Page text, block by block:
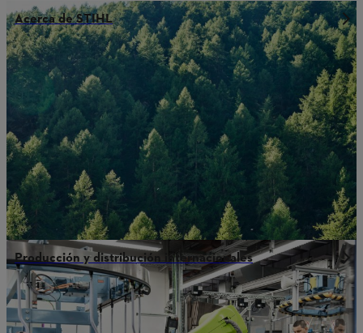
Acerca de STIHL
Producción y distribución internacionales